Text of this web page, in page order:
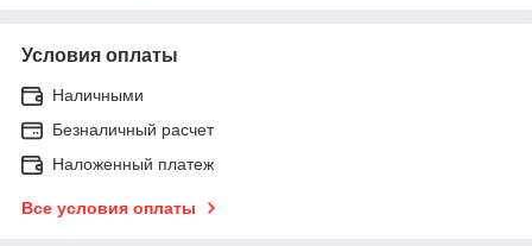
Условия оплаты
Наличными
Безналичный расчет
Наложенный платеж
Все условия оплаты